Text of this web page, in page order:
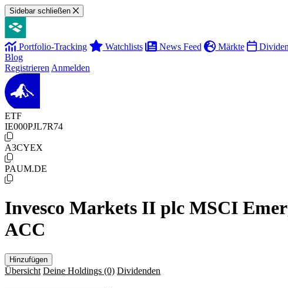
Sidebar schließen
Portfolio-Tracking Watchlists News Feed Märkte
Blog
Registrieren Anmelden
ETF
IE000PJL7R74
A3CYEX
PAUM.DE
Invesco Markets II plc MSCI
ACC
Hinzufügen
Übersicht Deine Holdings (0) Dividenden